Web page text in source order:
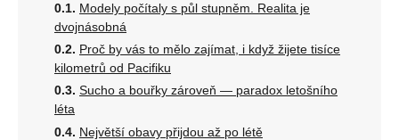
Modely počítaly s půl stupněm. Realita je
dvojnásobná
Proč by vás to mělo zajímat, i když žijete tisíce
kilometrů od Pacifiku
Sucho a bouřky zároveň — paradox letošního
léta
Největší obavy přijdou až po létě